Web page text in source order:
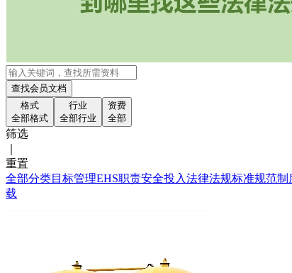
查找会员文档
格式
全部格式
行业
全部行业
资费
全部
筛选
重置
全部分类目标管理EHS职责安全投入法律法规标准规范制
载